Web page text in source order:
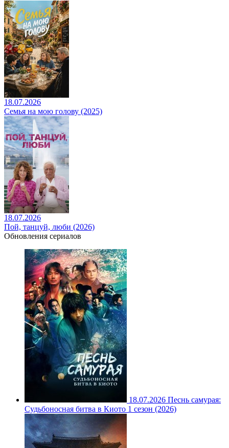
18.07.2026
Семья на мою голову (2025)
18.07.2026
Пой, танцуй, люби (2026)
Обновления сериалов
18.07.2026 Песнь самурая:
Судьбоносная битва в Киото 1 сезон (2026)